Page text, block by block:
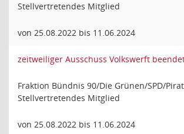
Stellvertretendes Mitglied
von 25.08.2022 bis 11.06.2024
zeitweiliger Ausschuss Volkswerft
Fraktion Bündnis 90/Die Grünen/SPD/
Stellvertretendes Mitglied
von 25.08.2022 bis 11.06.2024